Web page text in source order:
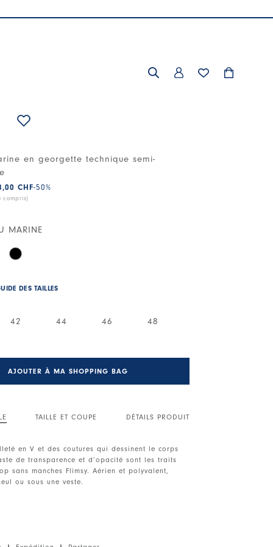
en georgette technique semi-
CHF-50%
compris)
MARINE
DES TAILLES
42 44 46 48
AJOUTER À MA SHOPPING BAG
TAILLE ET COUPE DÉTAILS PRODUIT
en V et des coutures qui dessinent le corps
de transparence et d’opacité sont les traits
sans manches Flimsy. Aérien et polyvalent,
ou sous une veste.